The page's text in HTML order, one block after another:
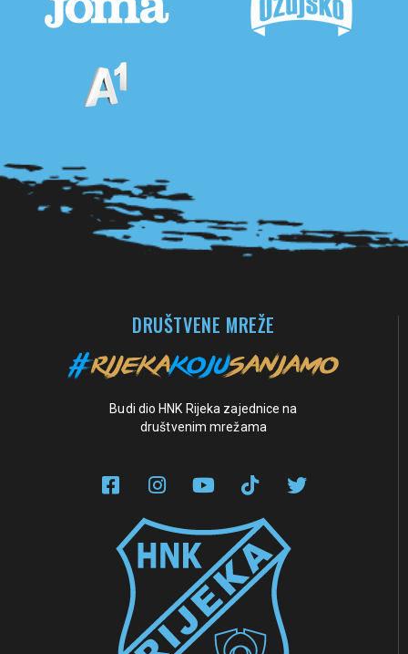
DRUŠTVENE MREŽE
Budi dio HNK Rijeka zajednice na
društvenim mrežama